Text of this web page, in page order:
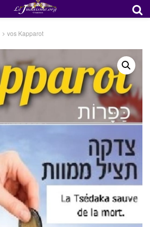
vos Kapparot